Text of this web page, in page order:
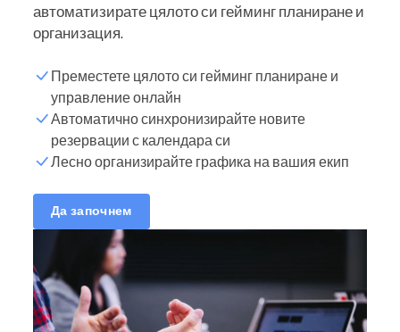
автоматизирате цялото си гейминг планиране и
организация.
Преместете цялото си гейминг планиране и
управление онлайн
Автоматично синхронизирайте новите
резервации с календара си
Лесно организирайте графика на вашия екип
Да започнем